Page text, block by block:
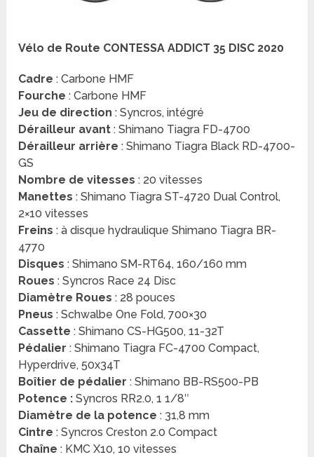
Vélo de Route CONTESSA ADDICT 35 DISC 2020
Cadre : Carbone HMF
Fourche : Carbone HMF
Jeu de direction : Syncros, intégré
Dérailleur avant : Shimano Tiagra FD-4700
Dérailleur arrière : Shimano Tiagra Black RD-4700-
GS
Nombre de vitesses : 20 vitesses
Manettes : Shimano Tiagra ST-4720 Dual Control,
2×10 vitesses
Freins : à disque hydraulique Shimano Tiagra BR-
4770
Disques : Shimano SM-RT64, 160/160 mm
Roues : Syncros Race 24 Disc
Diamètre Roues : 28 pouces
Pneus : Schwalbe One Fold, 700×30
Cassette : Shimano CS-HG500, 11-32T
Pédalier : Shimano Tiagra FC-4700 Compact,
Hyperdrive, 50x34T
Boîtier de pédalier : Shimano BB-RS500-PB
Potence : Syncros RR2.0, 1 1/8″
Diamètre de la potence : 31,8 mm
Cintre : Syncros Creston 2.0 Compact
Chaîne : KMC X10, 10 vitesses